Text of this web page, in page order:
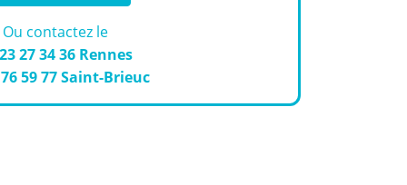
Ou contactez le
27 34 36 Rennes
59 77Saint-Brieuc